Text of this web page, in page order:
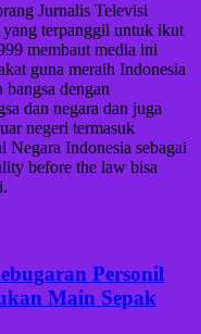
Jurnalis Televisi
terpanggil untuk ikut
membaut media ini
guna meraih Indonesia
dengan
dan negara dan juga
negeri termasuk
Indonesia sebagai
before the law bisa
Personil
Main Sepak